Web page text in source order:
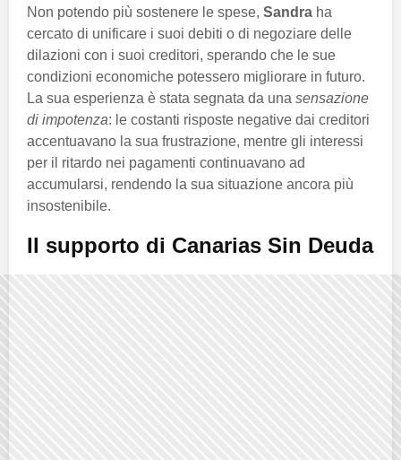
Non potendo più sostenere le spese, Sandra ha
cercato di unificare i suoi debiti o di negoziare delle
dilazioni con i suoi creditori, sperando che le sue
condizioni economiche potessero migliorare in futuro.
La sua esperienza è stata segnata da una sensazione
di impotenza: le costanti risposte negative dai creditori
accentuavano la sua frustrazione, mentre gli interessi
per il ritardo nei pagamenti continuavano ad
accumularsi, rendendo la sua situazione ancora più
insostenibile.
Il supporto di Canarias Sin Deuda